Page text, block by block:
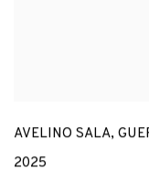
AVELINO SALA,
2025